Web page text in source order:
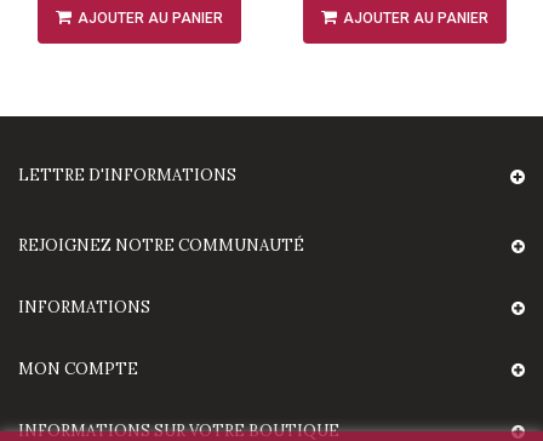
AJOUTER AU PANIER AJOUTER AU PANIER
LETTRE D'INFORMATIONS
REJOIGNEZ NOTRE COMMUNAUTÉ
INFORMATIONS
MON COMPTE
INFORMATIONS SUR VOTRE BOUTIQUE